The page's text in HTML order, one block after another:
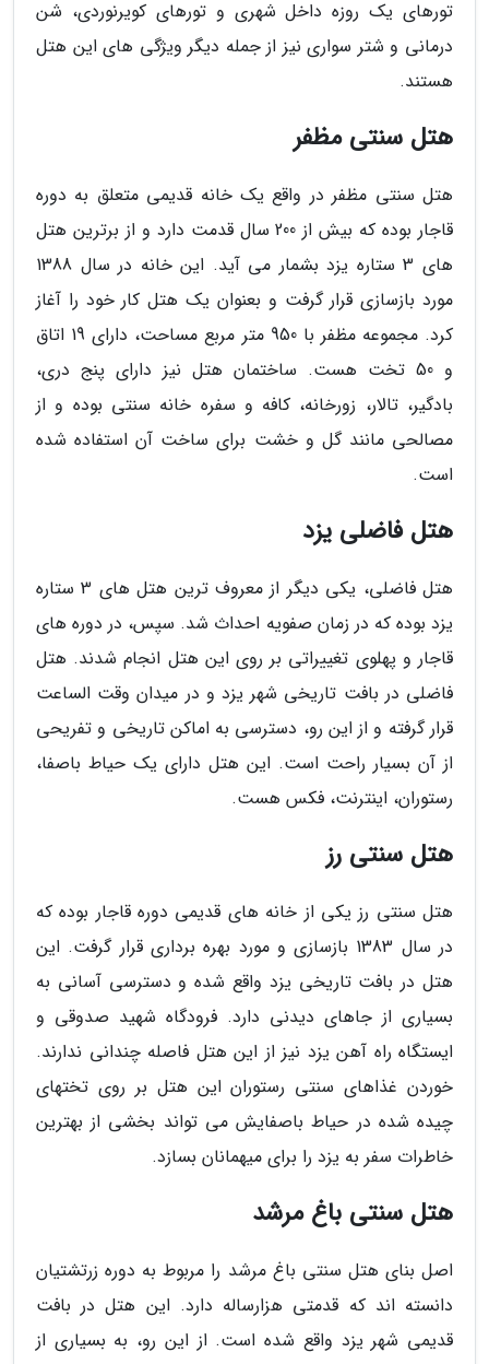
تورهای یک روزه داخل شهری و تورهای کویرنوردی، شن
درمانی و شتر سواری نیز از جمله دیگر ویژگی های این هتل
هستند.
هتل سنتی مظفر
هتل سنتی مظفر در واقع یک خانه قدیمی متعلق به دوره
قاجار بوده که بیش از 200 سال قدمت دارد و از برترین هتل
های 3 ستاره یزد بشمار می آید. این خانه در سال 1388
مورد بازسازی قرار گرفت و بعنوان یک هتل کار خود را آغاز
کرد. مجموعه مظفر با 950 متر مربع مساحت، دارای 19 اتاق
و 50 تخت هست. ساختمان هتل نیز دارای پنج دری،
بادگیر، تالار، زورخانه، کافه و سفره خانه سنتی بوده و از
مصالحی مانند گل و خشت برای ساخت آن استفاده شده
است.
هتل فاضلی یزد
هتل فاضلی، یکی دیگر از معروف ترین هتل های 3 ستاره
یزد بوده که در زمان صفویه احداث شد. سپس، در دوره های
قاجار و پهلوی تغییراتی بر روی این هتل انجام شدند. هتل
فاضلی در بافت تاریخی شهر یزد و در میدان وقت الساعت
قرار گرفته و از این رو، دسترسی به اماکن تاریخی و تفریحی
از آن بسیار راحت است. این هتل دارای یک حیاط باصفا،
رستوران، اینترنت، فکس هست.
هتل سنتی رز
هتل سنتی رز یکی از خانه های قدیمی دوره قاجار بوده که
در سال 1383 بازسازی و مورد بهره برداری قرار گرفت. این
هتل در بافت تاریخی یزد واقع شده و دسترسی آسانی به
بسیاری از جاهای دیدنی دارد. فرودگاه شهید صدوقی و
ایستگاه راه آهن یزد نیز از این هتل فاصله چندانی ندارند.
خوردن غذاهای سنتی رستوران این هتل بر روی تختهای
چیده شده در حیاط باصفایش می تواند بخشی از بهترین
خاطرات سفر به یزد را برای میهمانان بسازد.
هتل سنتی باغ مرشد
اصل بنای هتل سنتی باغ مرشد را مربوط به دوره زرتشتیان
دانسته اند که قدمتی هزارساله دارد. این هتل در بافت
قدیمی شهر یزد واقع شده است. از این رو، به بسیاری از